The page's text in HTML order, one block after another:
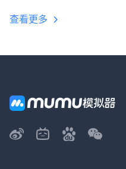
查看更多